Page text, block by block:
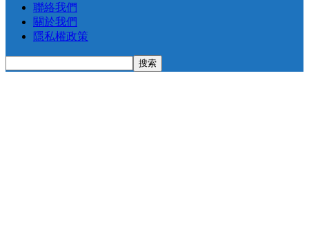
聯絡我們
關於我們
隱私權政策